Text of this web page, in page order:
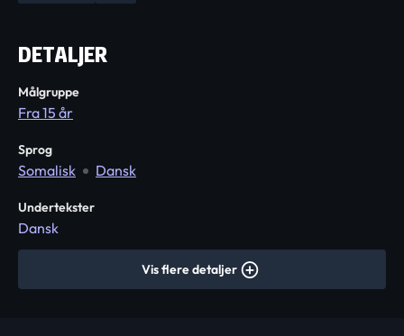
DETALJER
Målgruppe
Fra 15 år
Sprog
Somalisk Dansk
Undertekster
Dansk
Vis flere detaljer